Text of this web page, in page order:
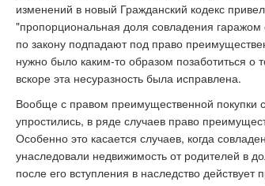
изменений в новый Гражданский кодекс
"пропорциональная доля совладения
по закону подпадают под право
нужно было каким-то образом позаботиться
вскоре эта несуразность была исправлена.
Вообще с правом преимущественной покупки
упростились, в ряде случаев право
Особенно это касается случаев, когда
унаследовали недвижимость от родителей в
после его вступления в наследство